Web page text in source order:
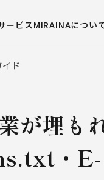
ービス MIRAINAについ
ド
が埋も
・E-